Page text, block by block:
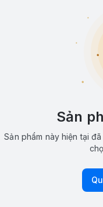
Sản
Sản phẩm này hiện tại